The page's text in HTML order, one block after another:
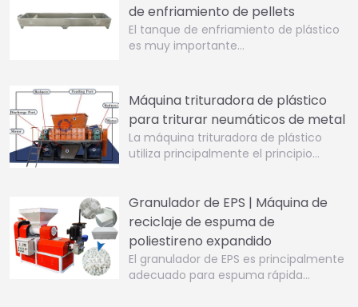
de enfriamiento de pellets
El tanque de enfriamiento de plástico
es muy importante…
Máquina trituradora de plástico
para triturar neumáticos de metal
La máquina trituradora de plástico
utiliza principalmente el principio…
Granulador de EPS | Máquina de
reciclaje de espuma de
poliestireno expandido
El granulador de EPS es principalmente
adecuado para espuma rápida…